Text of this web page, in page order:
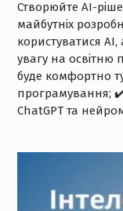
Створюйте АІ-
майбутніх
користуватися AI,
увагу на освітню
буде комфортно
програмування;
ChatGPT та